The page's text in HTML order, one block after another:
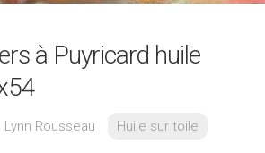
à Puyricard huile
Lynn Rousseau Huile sur toile